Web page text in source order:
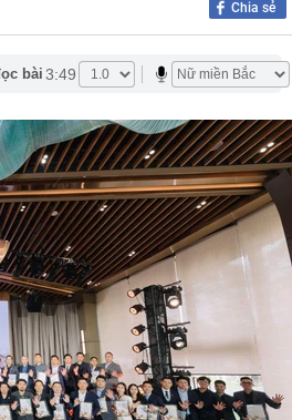
chính sẽ sớm trở thành dĩ
có hạ nhiệt?
đổi pin ô tô điện vào năm
3 phút
sinh được lên trang bìa quá
giảng viên ĐH!
trong chuyên án phức tạp,
đua ai nhanh hơn đang
ở Phú Quốc?
đổi lớn
Chia sẻ
bài 3:49